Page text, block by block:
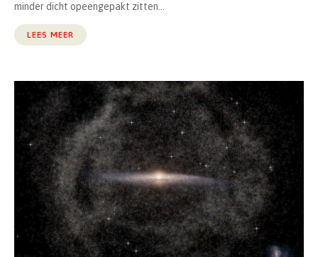
minder dicht opeengepakt zitten...
LEES MEER